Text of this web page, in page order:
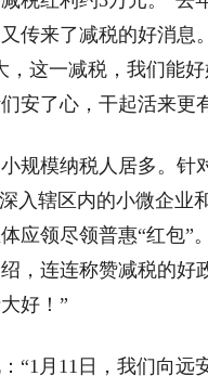
传来了减税的好消息
这一减税，我们能好
安了心，干起活来更
模纳税人居多。针
入辖区内的小微企业
应领尽领普惠“红包”
，连连称赞减税的好
好！”
月11日，我们向远